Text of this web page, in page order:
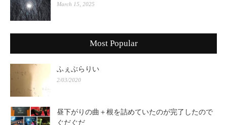
March 15, 2025
Most Popular
ふぇぶらりい
2/03/2020
昼下がりの曲＋根を詰めていたのが完了したので
ぐだぐだ